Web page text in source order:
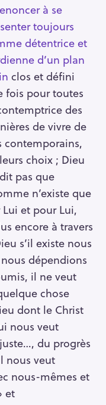
à se
toujours
détentrice et
d’un plan
clos et défini
fois pour toutes
des
de vivre de
contemporains,
choix ; Dieu
pas que
n’existe que
Lui et pour Lui,
encore à travers
s’il existe nous
dépendions
il ne veut
chose
dont le Christ
nous veut
du progrès
nous veut
nous-mêmes et
et